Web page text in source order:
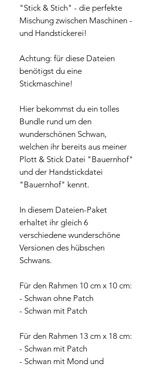
"Stick & Stich" - die perfekte
Mischung zwischen Maschinen -
und Handstickerei!
Achtung: für diese Dateien
benötigst du eine
Stickmaschine!
Hier bekommst du ein tolles
Bundle rund um den
wunderschönen Schwan,
welchen ihr bereits aus meiner
Plott & Stick Datei "Bauernhof"
und der Handstickdatei
"Bauernhof" kennt.
In diesem Dateien-Paket
erhaltet ihr gleich 6
verschiedene wunderschöne
Versionen des hübschen
Schwans.
Für den Rahmen 10 cm x 10 cm:
- Schwan ohne Patch
- Schwan mit Patch
Für den Rahmen 13 cm x 18 cm:
- Schwan mit Patch
- Schwan mit Mond und